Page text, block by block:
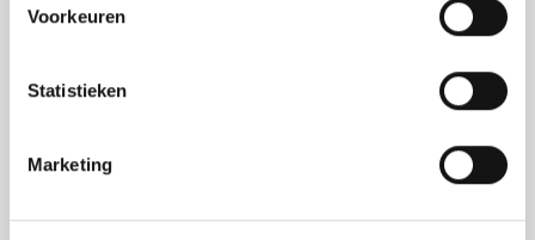
Voorkeuren
Statistieken
Marketing
fiets stabieler aan. Doordat de motor is weggewerkt in
het frame tussen de trappers, voelt de ondersteuning van
middenmotor is zowel een
naafversnelling als een